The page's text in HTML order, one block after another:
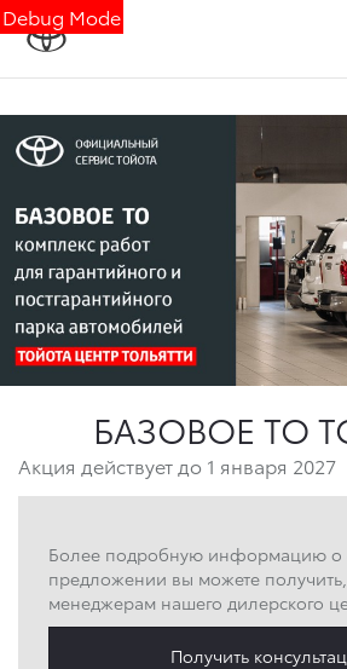
Debug Mode
БАЗОВОЕ ТО
Акция действует до 1 января 2027
Более подробную информацию о
предложении вы можете
менеджерам нашего дилерского
Получить